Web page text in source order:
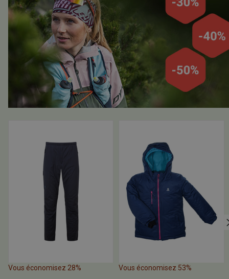
Vous économisez 28% Vous économisez 53%